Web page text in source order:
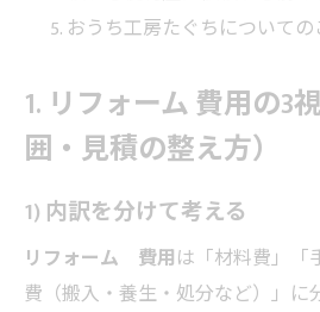
おうち工房たぐちについて
1. リフォーム 費用の3
囲・見積の整え方）
1) 内訳を分けて考える
リフォーム 費用は「材料費」「
費（搬入・養生・処分など）」に